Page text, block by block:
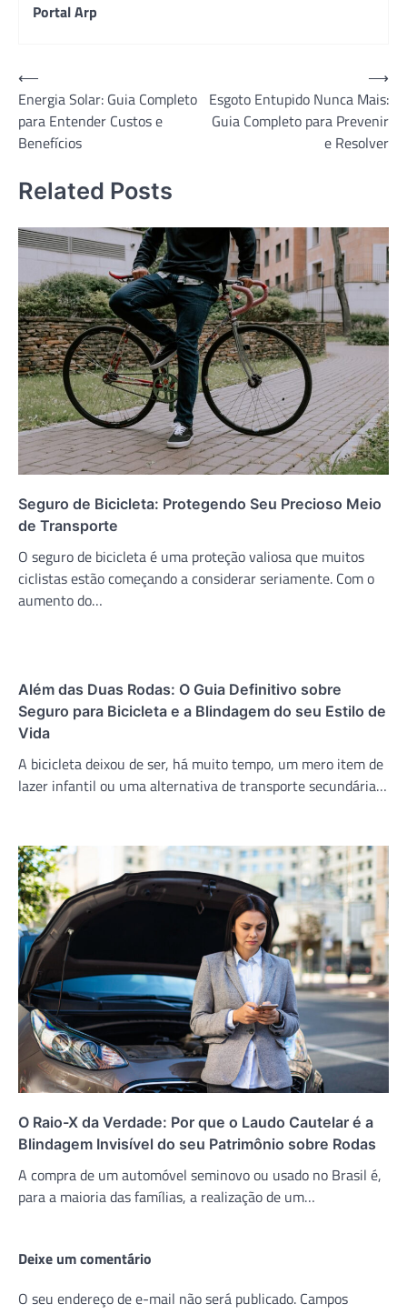
Portal Arp
Navegação
de
Post
⟵
Energia Solar: Guia Completo
para Entender Custos e
Benefícios
Esgoto Entupido Nunca Mais:
Guia Completo para Prevenir
e Resolver
⟶
Related Posts
Seguro de Bicicleta: Protegendo Seu Precioso Meio
de Transporte
O seguro de bicicleta é uma proteção valiosa que muitos
ciclistas estão começando a considerar seriamente. Com o
aumento do…
Além das Duas Rodas: O Guia Definitivo sobre
Seguro para Bicicleta e a Blindagem do seu Estilo de
Vida
A bicicleta deixou de ser, há muito tempo, um mero item de
lazer infantil ou uma alternativa de transporte secundária…
O Raio-X da Verdade: Por que o Laudo Cautelar é a
Blindagem Invisível do seu Patrimônio sobre Rodas
A compra de um automóvel seminovo ou usado no Brasil é,
para a maioria das famílias, a realização de um…
Deixe um comentário
O seu endereço de e-mail não será publicado. Campos